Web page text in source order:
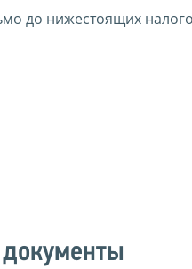
до нижестоящих